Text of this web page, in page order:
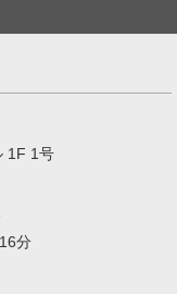
1F 1号
分